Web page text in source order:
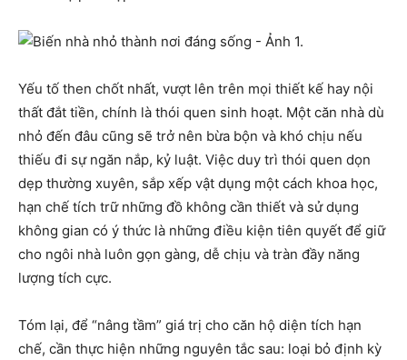
Yếu tố then chốt nhất, vượt lên trên mọi thiết kế hay nội
thất đắt tiền, chính là thói quen sinh hoạt. Một căn nhà dù
nhỏ đến đâu cũng sẽ trở nên bừa bộn và khó chịu nếu
thiếu đi sự ngăn nắp, kỷ luật. Việc duy trì thói quen dọn
dẹp thường xuyên, sắp xếp vật dụng một cách khoa học,
hạn chế tích trữ những đồ không cần thiết và sử dụng
không gian có ý thức là những điều kiện tiên quyết để giữ
cho ngôi nhà luôn gọn gàng, dễ chịu và tràn đầy năng
lượng tích cực.
Tóm lại, để “nâng tầm” giá trị cho căn hộ diện tích hạn
chế, cần thực hiện những nguyên tắc sau: loại bỏ định kỳ